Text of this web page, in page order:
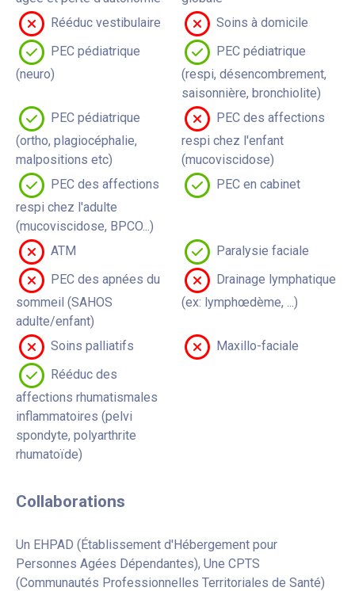
Rééduc vestibulaire
Soins à domicile
PEC pédiatrique
(neuro)
PEC pédiatrique
(respi, désencombrement,
saisonnière, bronchiolite)
PEC pédiatrique
(ortho, plagiocéphalie,
malpositions etc)
PEC des affections
respi chez l'enfant
(mucoviscidose)
PEC des affections
respi chez l'adulte
(mucoviscidose, BPCO...)
PEC en cabinet
ATM
Paralysie faciale
PEC des apnées du
sommeil (SAHOS
adulte/enfant)
Drainage lymphatique
(ex: lymphœdème, ...)
Soins palliatifs
Maxillo-faciale
Rééduc des
affections rhumatismales
inflammatoires (pelvi
spondyte, polyarthrite
rhumatoïde)
Collaborations
Un EHPAD (Établissement d'Hébergement pour
Personnes Agées Dépendantes), Une CPTS
(Communautés Professionnelles Territoriales de Santé)